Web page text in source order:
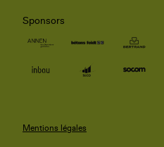
Sponsors
Mentions légales